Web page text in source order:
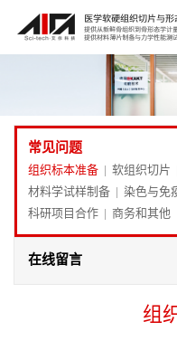
常见问题
组织标本准备 | 软组织切片
材料学试样制备 | 染色与免
科研项目合作 | 商务和其他
在线留言
组